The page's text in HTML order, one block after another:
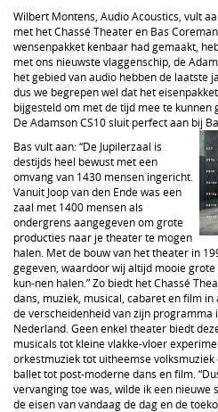
Wilbert Montens, Audio Acoustics, vult
met het Chassé Theater en Bas
wensenpakket kenbaar had gemaakt,
met ons nieuwste vlaggenschip, de
het gebied van audio hebben de laatste
dus we begrepen wel dat het
bijgesteld om met de tijd mee te kunnen
De Adamson CS10 sluit perfect aan bij
Bas vult aan: “De Jupilerzaal is
destijds heel bewust met een
omvang van 1430 mensen ingericht.
Vanuit Joop van den Ende was een
zaal met 1400 mensen als
ondergrens aangegeven om grote
producties naar je theater te mogen
halen. Met de bouw van het theater in
gegeven, waardoor wij altijd mooie
kun-nen halen.” Zo biedt het Chassé
dans, muziek, musical, cabaret en film
de verscheidenheid van zijn programma
Nederland. Geen enkel theater biedt
musicals tot kleine vlakke-vloer
orkestmuziek tot uitheemse
ballet tot post-moderne dans en film.
vervanging toe was, wilde ik een nieuwe
de eisen van vandaag de dag en de